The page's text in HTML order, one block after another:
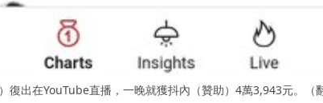
復出在YouTube直播，一晚就獲抖內（贊助）4萬3,943元。（翻